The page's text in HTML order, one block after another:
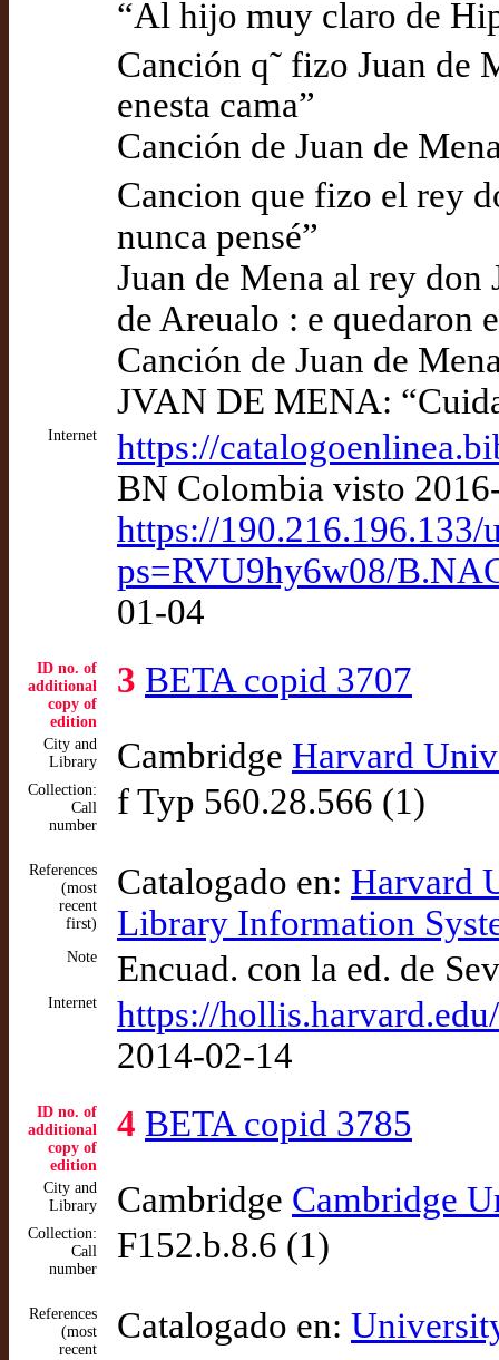
“Al hijo muy claro de
Canción q˜ fizo Juan de
enesta cama”
Canción de Juan de
Cancion que fizo el rey
nunca pensé”
Juan de Mena al rey
de Areualo : e quedaron
Canción de Juan de
JVAN DE MENA:
Internet
https://
BN Colombia visto
https://
ps=RVU9hy6w08/
01-04
ID no. of
additional
copy of
edition
3 BETA copid 3707
City and
Library
Cambridge Harvard
Collection:
Call
number
f Typ 560.28.566 (1)
References
(most
recent
first)
Catalogado en: Harvard
Library Information
Note Encuad. con la ed. de
Internet
https://
2014-02-14
ID no. of
additional
copy of
edition
4 BETA copid 3785
City and
Library
Cambridge Cambridge
Collection:
Call
number
F152.b.8.6 (1)
References
(most
recent
Catalogado en: